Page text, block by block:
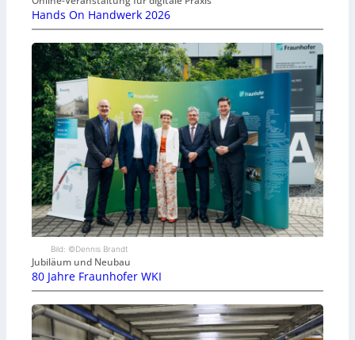
Hands On Handwerk 2026
Bild: ©Dennis Brandt
Jubiläum und Neubau
80 Jahre Fraunhofer WKI